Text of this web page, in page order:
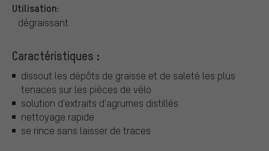
Utilisation:
dégraissant
Caractéristiques :
dissout les dépôts de graisse et de saleté les plus
tenaces sur les pièces de vélo
solution d'extraits d'agrumes distillés
nettoyage rapide
se rince sans laisser de traces